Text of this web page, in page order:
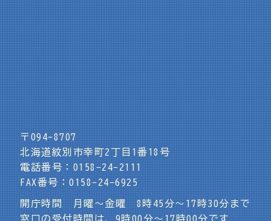
〒094-8707
北海道紋別市幸町2丁目1番18号
電話番号：0158-24-2111
FAX番号：0158-24-6925
開庁時間 月曜～金曜 8時45分～17時30分まで
窓口の受付時間は、9時00分～17時00分です